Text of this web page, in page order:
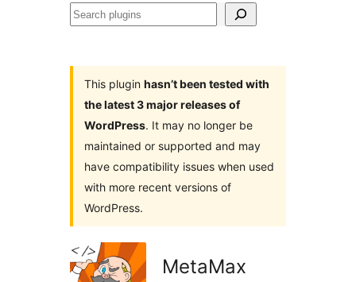
Search
This plugin hasn’t been tested with
the latest 3 major releases of
WordPress. It may no longer be
maintained or supported and may
have compatibility issues when used
with more recent versions of
WordPress.
MetaMax